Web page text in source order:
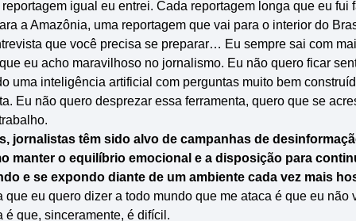
igual eu entrei. Cada reportagem longa que eu fui
a Amazônia, uma reportagem que vai para o interior do
que você precisa se preparar… Eu sempre sai com
eu acho maravilhoso no jornalismo. Eu não quero ficar
uma inteligência artificial com perguntas muito bem
Eu não quero desprezar essa ferramenta, quero que se
jornalistas têm sido alvo de campanhas de
manter o equilíbrio emocional e a disposição para
e se expondo diante de um ambiente cada vez mais
que eu quero dizer a todo mundo que me ataca é que eu não
é que, sinceramente, é difícil.